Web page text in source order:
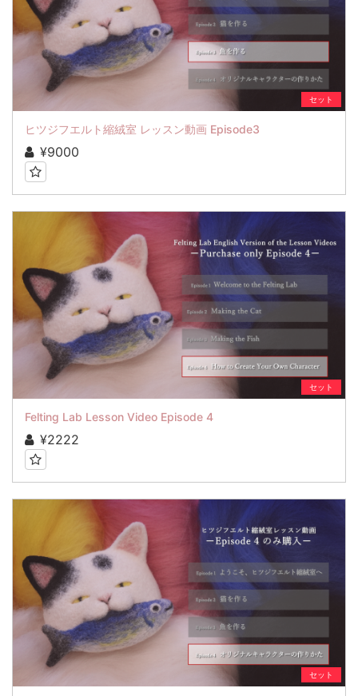
セット
ヒツジフエルト縮絨室 レッスン動画 Episode3
¥9000
セット
Felting Lab Lesson Video Episode 4
¥2222
セット